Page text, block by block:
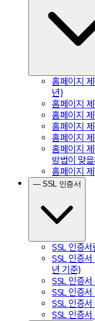
홈페이지
년)
홈페이지
홈페이지
홈페이지
홈페이지
홈페이지
방법이 맞
홈페이지
— SSL 인증서
SSL 인증
SSL 인증
년 기준)
SSL 인증
SSL 인증서
SSL 인증
SSL 인증